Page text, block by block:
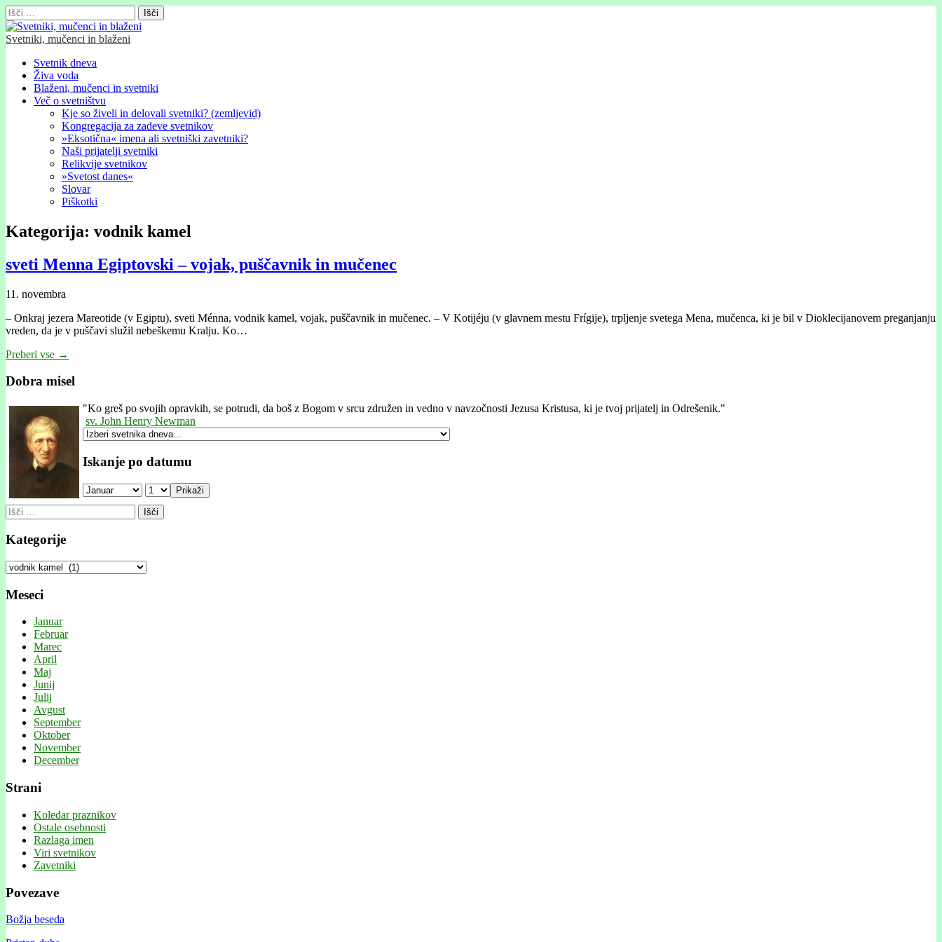
Išči:
Svetniki, mučenci in blaženi
Glavni
meni
Skip
content
Svetnik dneva
Živa voda
Blaženi, mučenci in svetniki
Več o svetništvu
Kje so živeli in delovali svetniki? (zemljevid)
Kongregacija za zadeve svetnikov
»Eksotična« imena ali svetniški zavetniki?
Naši prijatelji svetniki
Relikvije svetnikov
»Svetost danes«
Slovar
Piškotki
Kategorija: vodnik kamel
sveti Menna Egiptovski – vojak, puščavnik in mučenec
11. novembra
– Onkraj jezera Mareotide (v Egiptu), sveti Ménna, vodnik kamel, vojak, puščavnik in mučenec. – V Kotijéju (v glavnem mestu Frígije), trpljenje svetega Mena, mučenca, ki je bil v Dioklecijanovem preganjanju
vreden, da je v puščavi služil nebeškemu Kralju. Ko…
Preberi vse →
Dobra misel
"Ko greš po svojih opravkih, se potrudi, da boš z Bogom v srcu združen in vedno v navzočnosti Jezusa Kristusa, ki je tvoj prijatelj in Odrešenik."
sv. John Henry Newman
Iskanje po datumu
Prikaži
Išči:
Kategorije
Kategorije
Meseci
Januar
Februar
Marec
April
Maj
Junij
Julij
Avgust
September
Oktober
November
December
Strani
Koledar praznikov
Ostale osebnosti
Razlaga imen
Viri svetnikov
Zavetniki
Povezave
Božja beseda